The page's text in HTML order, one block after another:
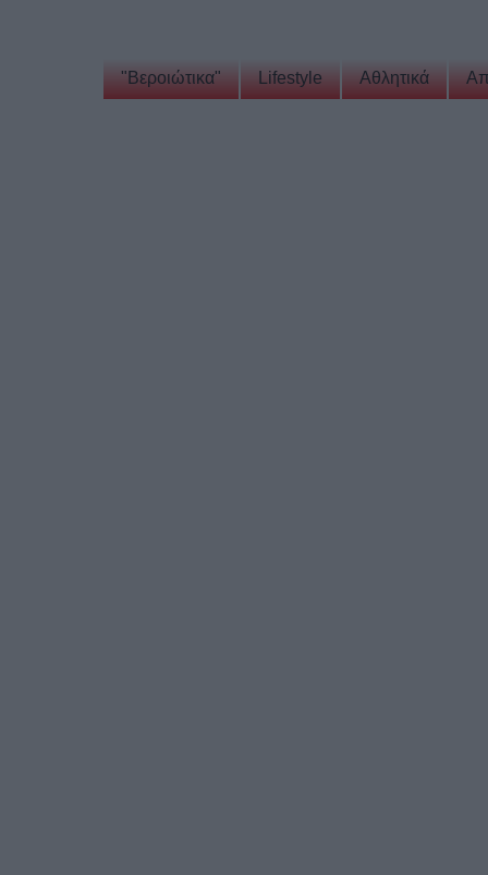
"Βεροιώτικα" Lifestyle Αθλητικά